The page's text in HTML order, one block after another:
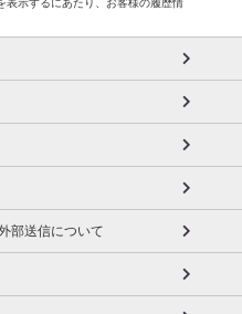
部送信について